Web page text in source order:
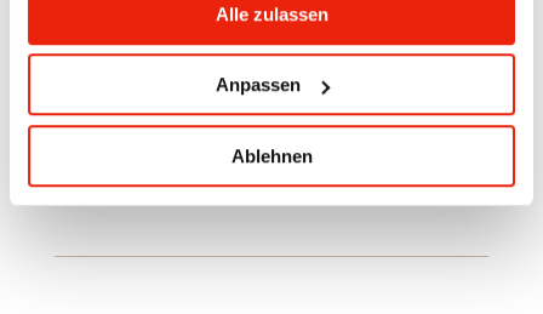
Alle zulassen
Anpassen
Ablehnen
Selección de color a través de la rueda
táctil de selección de color, programas de
cambio de color, función de atenuación.